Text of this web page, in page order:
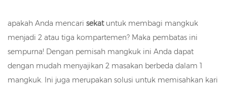
apakah Anda mencari sekatuntuk membagi mangkuk
menjadi 2 atau tiga kompartemen? Maka pembatas ini
sempurna! Dengan pemisah mangkuk ini Anda dapat
dengan mudah menyajikan 2 masakan berbeda dalam 1
mangkuk. Ini juga merupakan solusi untuk memisahkan kari